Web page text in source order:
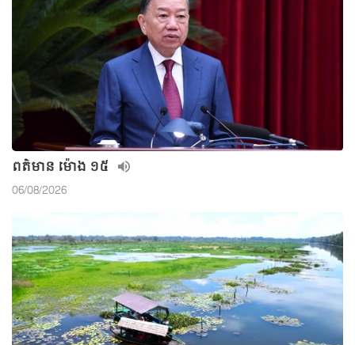
ពត៌មាន ម៉ោង ១៥
06/08/2026